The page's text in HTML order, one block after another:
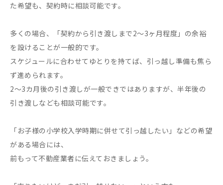
た希望も、契約時に相談可能です。
多くの場合、「契約から引き渡しまで2～3ヶ月程度」の余裕
を設けることが一般的です。
スケジュールに合わせてゆとりを持てば、引っ越し準備も焦ら
ず進められます。
2～3カ月後の引き渡しが一般できではありますが、半年後の
引き渡しなども相談可能です。
「お子様の小学校入学時期に併せて引っ越したい」などの希望
がある場合には、
前もって不動産業者に伝えておきましょう。